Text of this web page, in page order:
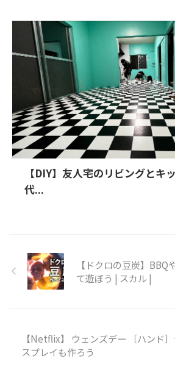
【DIY】友人宅のリビングとキ
代...
【ドクロの豆炭】
て遊ぼう | スカル |
【Netflix】 ウェンズデー ［ハンド］
スプレイも作ろう